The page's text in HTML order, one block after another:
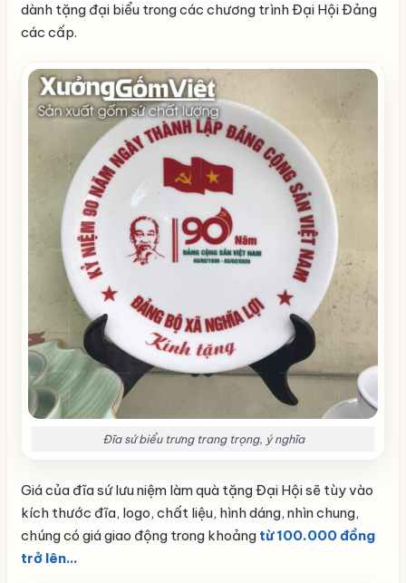
dành tặng đại biểu trong các chương trình Đại Hội Đảng
các cấp.
Đĩa sứ biểu trưng trang trọng, ý nghĩa
Giá của đĩa sứ lưu niệm làm quà tặng Đại Hội sẽ tùy vào
kích thước đĩa, logo, chất liệu, hình dáng, nhìn chung,
chúng có giá giao động trong khoảng từ 100.000 đồng
trở lên…